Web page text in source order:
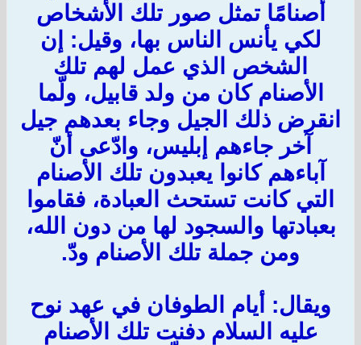
أصنامًا تمثل صور تلك الأشخاص
لكي يأنس الناس بها، وقيل: إن
الشخص الذي عمل لهم تلك
الأصنام كان من ولد قابيل، ولّما
انقرض ذلك الجيل وجاء بعدهم جيل
آخر جاءهم إبليس، وادّعى أنّ
آباءهم كانوا يعبدون تلك الأصنام
التي كانت تستحث العبادة، فقاموا
بعبادتها والسجود لها من دون الله،
ومن جملة تلك الأصنام ودّ.
ويقال: أيام الطوفان في عهد نوح
عليه السلام دفنت تلك الأصنام